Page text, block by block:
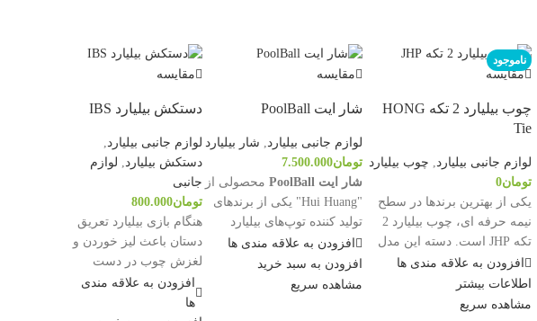
ناموجود
مقایسه
چوب بیلیارد 2 تکه HONG
Tie
لوازم جانبی بیلیارد, چوب بیلیارد
تومان0
یکی از بهترین برندها در سطح
نیمه حرفه ای، چوب بیلیارد 2
تکه JHP است. دسته این مدل
چوب چرمی بوده و به آن زیبایی
خاصی داده است.
طراحی 2 تکه
افزودن به علاقه مندی ها
اطلاعات بیشتر
مشاهده سریع
مقایسه
شار ایت PoolBall
لوازم جانبی بیلیارد, شار بیلیارد
تومان7.500.000
شار ایت PoolBall
محصولی از
"Hui Huang" یکی از برندهای
تولید کننده توپ‌های بیلیارد
است. این محصول دارای
مشخصات زیر است:
ساخته شده از مواد باکیفیت
افزودن به علاقه مندی ها
افزودن به سبد خرید
مشاهده سریع
مقایسه
دستکش بیلیارد IBS
لوازم جانبی بیلیارد,
دستکش بیلیارد, لوازم
جانبی
تومان800.000
هنگام بازی بیلیارد تعریق
دستان باعث لیز خوردن و
لغزش چوب در دست
خواهد شد. برای جلوگیری
از این مساله
افزودن به علاقه مندی
ها